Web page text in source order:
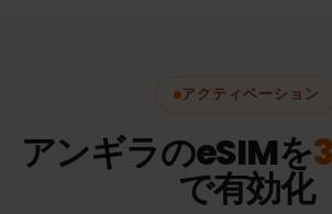
アクティベーション
アンギラのeSIMを
で有効化